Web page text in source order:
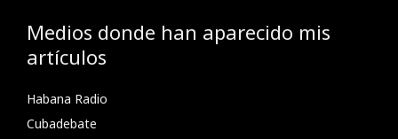
Medios donde han aparecido mis
artículos
Habana Radio
Cubadebate